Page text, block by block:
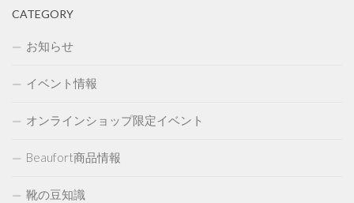
CATEGORY
お知らせ
イベント情報
オンラインショップ限定イベント
Beaufort商品情報
靴の豆知識